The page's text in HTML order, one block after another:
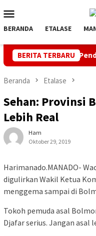
ke
kontenMobile
BERANDA ETALASE
BERITA TERBARU
Pendidikan di
Beranda Etalase
Sehan: Provinsi
Lebih Real
Ham
Oktober 29, 2019
Harimanado.MANADO-
digulirkan Wakil Ketua
menggema sampai di
Tokoh pemuda asal
Djafar serius. Jangan asal